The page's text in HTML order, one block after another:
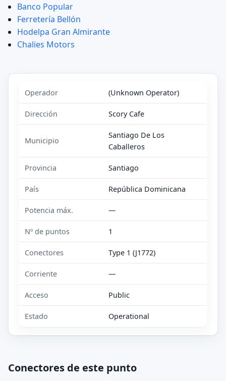
Banco Popular
Ferretería Bellón
Hodelpa Gran Almirante
Chalies Motors
Operador (Unknown Operator)
Dirección Scory Cafe
Municipio
Santiago De Los
Caballeros
Provincia Santiago
País República Dominicana
Potencia máx. —
Nº de puntos 1
Conectores Type 1 (J1772)
Corriente —
Acceso Public
Estado Operational
Conectores de este punto